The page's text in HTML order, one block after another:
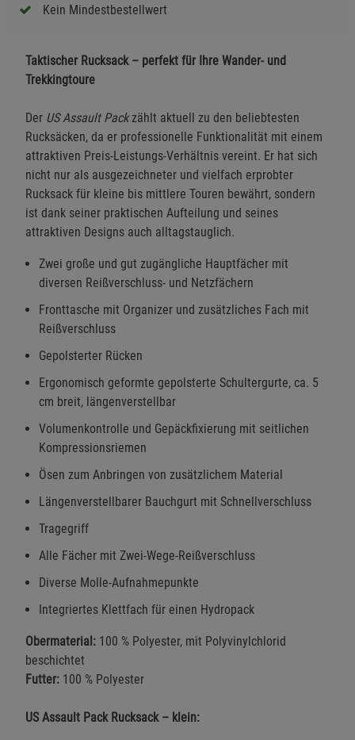
Kein Mindestbestellwert
Taktischer Rucksack – perfekt für Ihre Wander- und
Trekkingtoure
Der US Assault Packzählt aktuell zu den beliebtesten
Rucksäcken, da er professionelle Funktionalität mit einem
attraktiven Preis-Leistungs-Verhältnis vereint. Er hat sich
nicht nur als ausgezeichneter und vielfach erprobter
Rucksack für kleine bis mittlere Touren bewährt, sondern
ist dank seiner praktischen Aufteilung und seines
attraktiven Designs auch alltagstauglich.
Zwei große und gut zugängliche Hauptfächer mit
diversen Reißverschluss- und Netzfächern
Fronttasche mit Organizer und zusätzliches Fach mit
Reißverschluss
Gepolsterter Rücken
Ergonomisch geformte gepolsterte Schultergurte, ca. 5
cm breit, längenverstellbar
Volumenkontrolle und Gepäckfixierung mit seitlichen
Kompressionsriemen
Ösen zum Anbringen von zusätzlichem Material
Längenverstellbarer Bauchgurt mit Schnellverschluss
Tragegriff
Alle Fächer mit Zwei-Wege-Reißverschluss
Diverse Molle-Aufnahmepunkte
Integriertes Klettfach für einen Hydropack
Obermaterial: 100 % Polyester, mit Polyvinylchlorid
beschichtet
Futter: 100 % Polyester
US Assault Pack Rucksack – klein: